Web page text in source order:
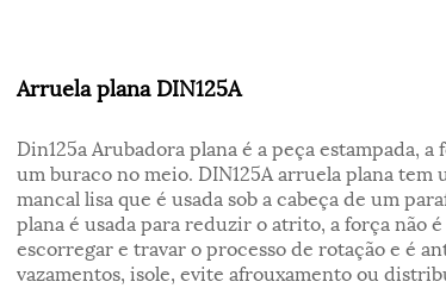
Arruela plana DIN125A
Din125a Arubadora plana é a peça estampada,
um buraco no meio. DIN125A arruela plana tem
mancal lisa que é usada sob a cabeça de um
plana é usada para reduzir o atrito, a força não
escorregar e travar o processo de rotação e é
vazamentos, isole, evite afrouxamento ou